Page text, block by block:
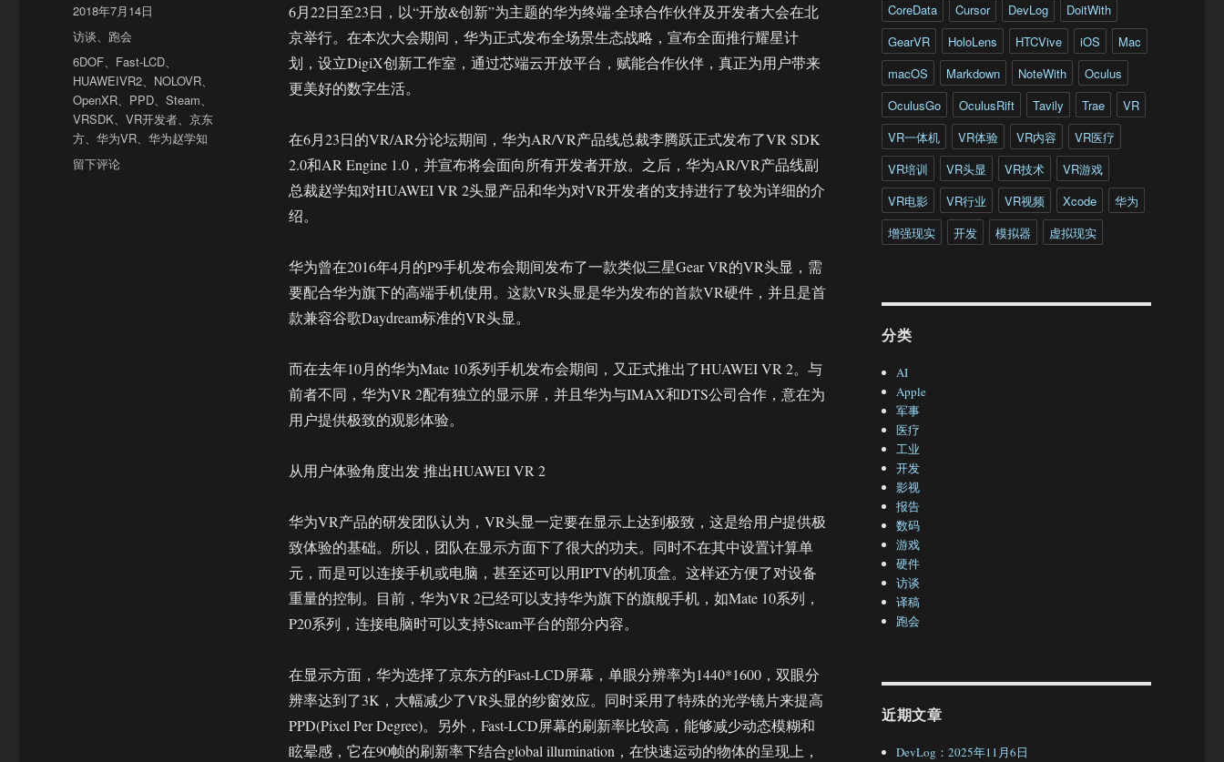
6月22日至23日，以“开放&创新”为主题的华为终端·全球合作伙伴及开发者大会在北
京举行。在本次大会期间，华为正式发布全场景生态战略，宣布全面推行耀星计
划，设立DigiX创新工作室，通过芯端云开放平台，赋能合作伙伴，真正为用户带来
更美好的数字生活。
在6月23日的VR/AR分论坛期间，华为AR/VR产品线总裁李腾跃正式发布了VR SDK
2.0和AR Engine 1.0，并宣布将会面向所有开发者开放。之后，华为AR/VR产品线副
总裁赵学知对HUAWEI VR 2头显产品和华为对VR开发者的支持进行了较为详细的介
绍。
华为曾在2016年4月的P9手机发布会期间发布了一款类似三星Gear VR的VR头显，需
要配合华为旗下的高端手机使用。这款VR头显是华为发布的首款VR硬件，并且是首
款兼容谷歌Daydream标准的VR头显。
而在去年10月的华为Mate 10系列手机发布会期间，又正式推出了HUAWEI VR 2。与
前者不同，华为VR 2配有独立的显示屏，并且华为与IMAX和DTS公司合作，意在为
用户提供极致的观影体验。
从用户体验角度出发 推出HUAWEI VR 2
华为VR产品的研发团队认为，VR头显一定要在显示上达到极致，这是给用户提供极
致体验的基础。所以，团队在显示方面下了很大的功夫。同时不在其中设置计算单
元，而是可以连接手机或电脑，甚至还可以用IPTV的机顶盒。这样还方便了对设备
重量的控制。目前，华为VR 2已经可以支持华为旗下的旗舰手机，如Mate 10系列，
P20系列，连接电脑时可以支持Steam平台的部分内容。
在显示方面，华为选择了京东方的Fast-LCD屏幕，单眼分辨率为1440*1600，双眼分
辨率达到了3K，大幅减少了VR头显的纱窗效应。同时采用了特殊的光学镜片来提高
PPD(Pixel Per Degree)。另外，Fast-LCD屏幕的刷新率比较高，能够减少动态模糊和
眩晕感，它在90帧的刷新率下结合global illumination，在快速运动的物体的呈现上，
发
布
于
2018年7月14日
分
类
访谈、 跑会
标
签
6DOF、 Fast-LCD、
HUAWEIVR2、 NOLOVR、
OpenXR、 PPD、Steam、
VRSDK、VR开发者、京东
方、华为VR、华为赵学知
于
留下评论
CoreData
Cursor DevLog
DoitWith
GearVR
HoloLens HTCVive iOS
Mac
macOS
Markdown NoteWith
Oculus
OculusGo
OculusRift Tavily Trae
VR
VR一体机
VR体验 VR内容
VR医疗
VR培训
VR头显 VR技术
VR游戏
VR电影
VR行业 VR视频 Xcode
华为
增强现实
开发 模拟器 虚拟现实
分类
AI
Apple
军事
医疗
工业
开发
影视
报告
数码
游戏
硬件
访谈
译稿
跑会
近期文章
DevLog：2025年11月6日